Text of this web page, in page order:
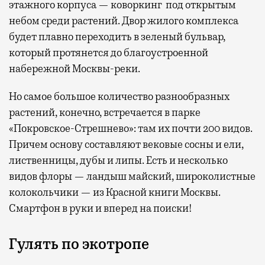
этажного корпуса — коворкинг под открытым
небом среди растений. Двор жилого комплекса
будет плавно переходить в зеленый бульвар,
который протянется до благоустроенной
набережной Москвы-реки.
Но самое большое количество разнообразных
растений, конечно, встречается в парке
«Покровское-Стрешнево»: там ихпочти 200 видов.
Причем основу составляют вековые сосны и ели,
лиственницы, дубы и липы. Есть и несколько
видов флоры — ландыш майский, широколистные
колокольчики — из Красной книги Москвы.
Смартфон в руки и вперед на поиски!
Гулять по экотропе